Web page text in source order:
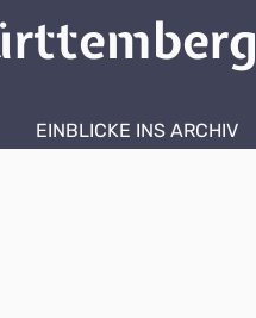
EINBLICKE INS ARCHIV